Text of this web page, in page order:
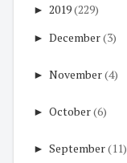
► 2019(229)
► December(3)
► November(4)
► October(6)
► September(11)